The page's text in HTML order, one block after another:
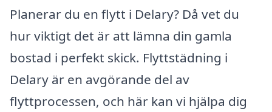
Planerar du en flytt i Delary? Då vet du
hur viktigt det är att lämna din gamla
bostad i perfekt skick. Flyttstädning i
Delary är en avgörande del av
flyttprocessen, och här kan vi hjälpa dig